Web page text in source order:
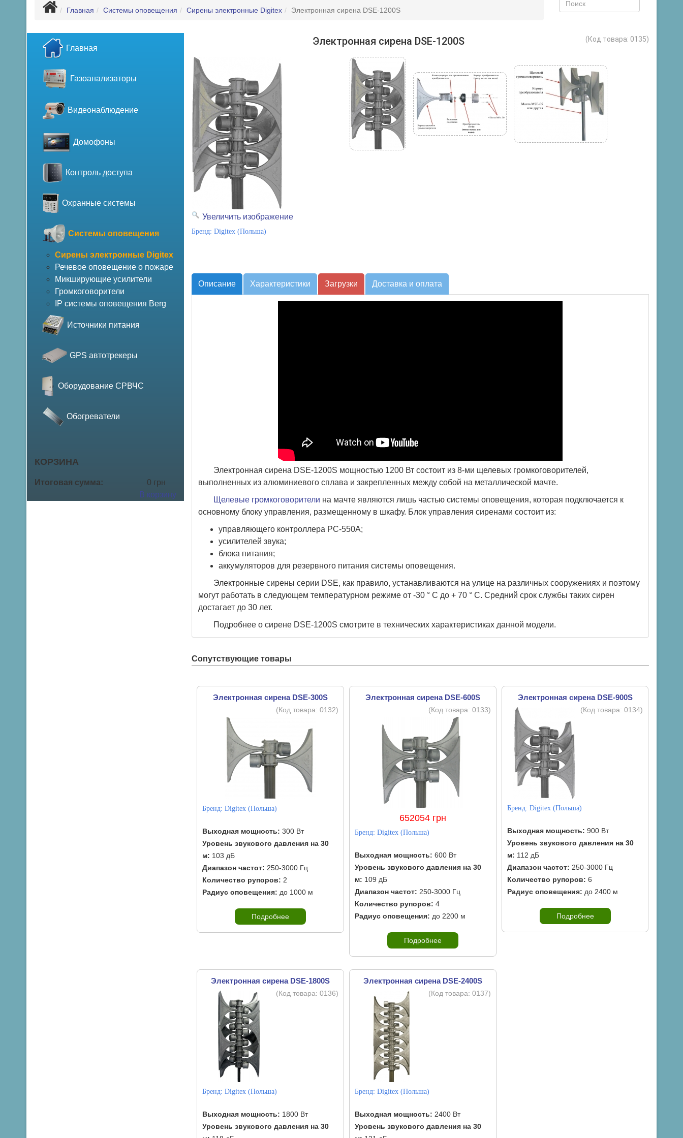
Главная Системы оповещения Сирены электронные Digitex Электронная сирена DSE-1200S
Главная
Газоанализаторы
Видеонаблюдение
Домофоны
Контроль доступа
Охранные системы
Системы оповещения
Сирены электронные Digitex
Речевое оповещение о пожаре
Микширующие усилители
Громкоговорители
IP системы оповещения Berg
Источники питания
GPS автотрекеры
Оборудование СРВЧС
Обогреватели
КОРЗИНА
Итоговая сумма:
0 грн
В корзину
Электронная сирена DSE-1200S (Код товара: 0135)
Увеличить изображение
Бренд:Digitex (Польша)
Описание Характеристики Загрузки Доставка и оплата
Электронная сирена DSE-1200S мощностью 1200 Вт состоит из 8-ми щелевых громкоговорителей,
выполненных из алюминиевого сплава и закрепленных между собой на металлической мачте.
Щелевые громкоговорители на мачте являются лишь частью системы оповещения, которая подключается к
основному блоку управления, размещенному в шкафу. Блок управления сиренами состоит из:
управляющего контроллера PC-550A;
усилителей звука;
блока питания;
аккумуляторов для резервного питания системы оповещения.
Электронные сирены серии DSE, как правило, устанавливаются на улице на различных сооружениях и поэтому
могут работать в следующем температурном режиме от -30 ° C до + 70 ° C. Средний срок службы таких сирен
достагает до 30 лет.
Подробнее о сирене DSE-1200S смотрите в технических характеристиках данной модели.
Сопутствующие товары
Электронная сирена DSE-300S
(Код товара: 0132)
Бренд:Digitex (Польша)
Выходная мощность: 300 Вт
Уровень звукового давления на 30
м: 103 дБ
Диапазон частот: 250-3000 Гц
Количество рупоров: 2
Радиус оповещения: до 1000 м
Подробнее
Электронная сирена DSE-600S
(Код товара: 0133)
652054 грн
Бренд: Digitex (Польша)
Выходная мощность: 600 Вт
Уровень звукового давления на 30
м: 109 дБ
Диапазон частот: 250-3000 Гц
Количество рупоров: 4
Радиус оповещения: до 2200 м
Подробнее
Электронная сирена DSE-900S
(Код товара:0134)
Бренд: Digitex (Польша)
Выходная мощность: 900 Вт
Уровень звукового давления на 30
м: 112 дБ
Диапазон частот: 250-3000 Гц
Количество рупоров: 6
Радиус оповещения: до 2400 м
Подробнее
Электронная сирена DSE-1800S
(Код товара: 0136)
Бренд:Digitex (Польша)
Выходная мощность: 1800 Вт
Уровень звукового давления на 30
Электронная сирена DSE-2400S
(Код товара: 0137)
Бренд: Digitex (Польша)
Выходная мощность: 2400 Вт
Уровень звукового давления на 30